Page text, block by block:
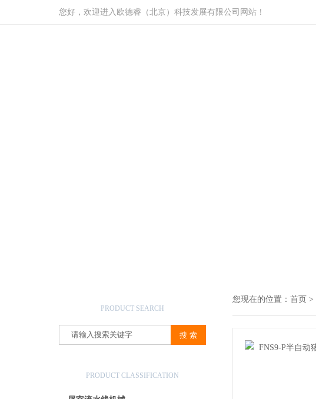
您好，欢迎进入欧德睿（北京）科技发展有限公司网站！
PRODUCT SEARCH
PRODUCT CLASSIFICATION
您现在的位置： 首页 >